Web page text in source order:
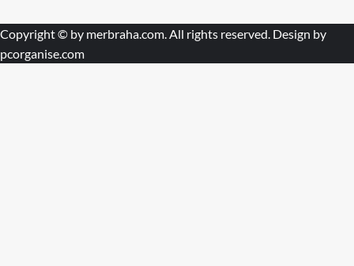
Copyright © by merbraha.com. All rights reserved. Design by
pcorganise.com